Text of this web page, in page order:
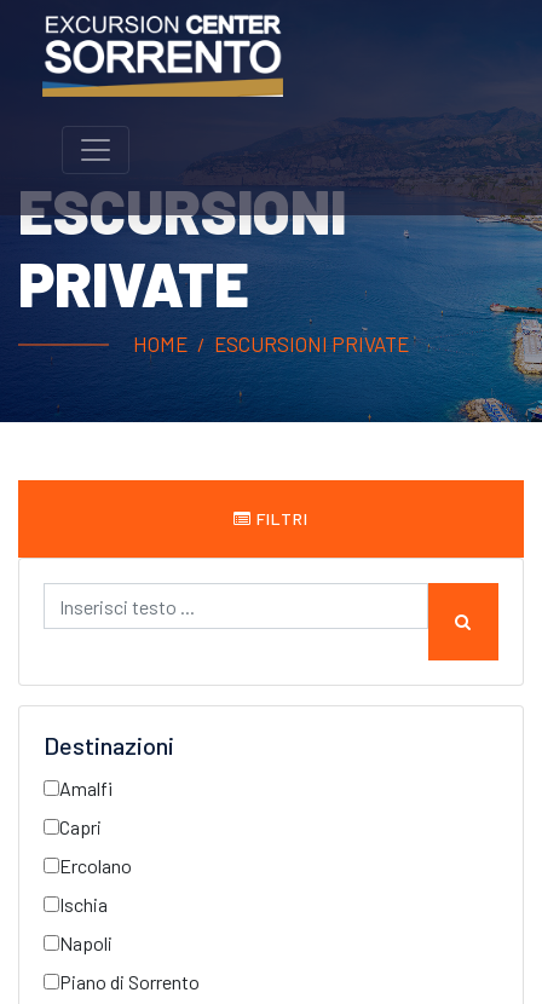
ESCURSIONI
PRIVATE
HOME ESCURSIONI PRIVATE
FILTRI
Destinazioni
Amalfi
Capri
Ercolano
Ischia
Napoli
Piano di Sorrento